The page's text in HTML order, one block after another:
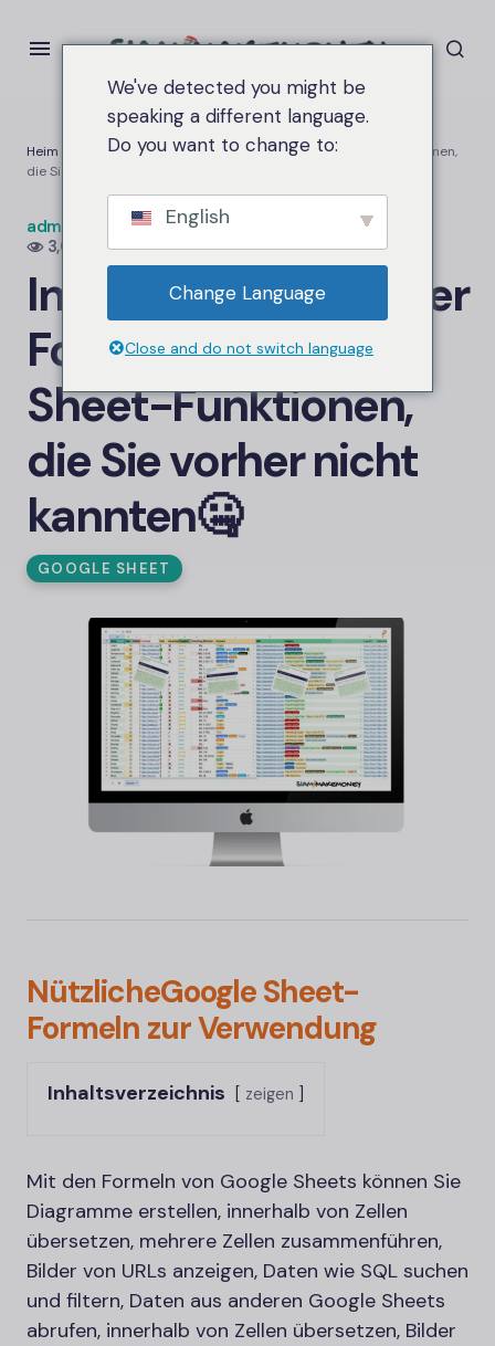
Heim Inklusive 22 geheimer Formeln undGoogle Sheet-
Funktionen,
die Sie vorher nicht kannten🤐
admin.siammakemoneyAn
3,6K Ansichten
Inklusive 22 geheimer
Formeln undGoogle
Sheet-Funktionen,
die Sie vorher nicht
kannten🤐
GOOGLE SHEET
NützlicheGoogle Sheet-
Formeln zur Verwendung
Inhaltsverzeichnis zeigen
Mit den Formeln von Google Sheets können Sie
Diagramme erstellen, innerhalb von Zellen
übersetzen, mehrere Zellen zusammenführen,
Bilder von URLs anzeigen, Daten wie SQL suchen
und filtern, Daten aus anderen Google Sheets
abrufen, innerhalb von Zellen übersetzen, Bilder
We've detected you might be
speaking a different language.
Do you want to change to:
English
Change Language
Close and do not switch language